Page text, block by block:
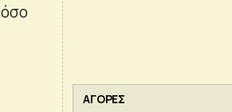
ΑΓΟΡΕΣ